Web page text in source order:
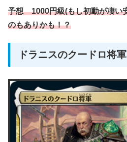
予想 1000円級(もし初動が凄い
のもありかも！？
ドラニスのクードロ将軍